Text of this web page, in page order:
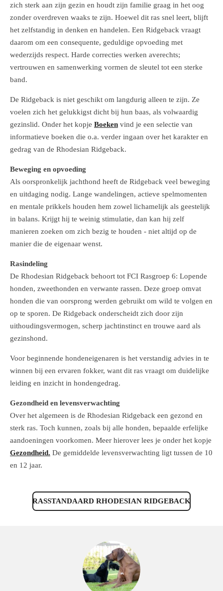
zich sterk aan zijn gezin en houdt zijn familie graag in het oog
zonder overdreven waaks te zijn. Hoewel dit ras snel leert, blijft
het zelfstandig in denken en handelen. Een Ridgeback vraagt
daarom om een consequente, geduldige opvoeding met
wederzijds respect. Harde correcties werken averechts;
vertrouwen en samenwerking vormen de sleutel tot een sterke
band.
De Ridgeback is niet geschikt om langdurig alleen te zijn. Ze
voelen zich het gelukkigst dicht bij hun baas, als volwaardig
gezinslid. Onder het kopje Boeken vind je een selectie van
informatieve boeken die o.a. verder ingaan over het karakter en
gedrag van de Rhodesian Ridgeback.
Beweging en opvoeding
Als oorspronkelijk jachthond heeft de Ridgeback veel beweging
en uitdaging nodig. Lange wandelingen, actieve spelmomenten
en mentale prikkels houden hem zowel lichamelijk als geestelijk
in balans. Krijgt hij te weinig stimulatie, dan kan hij zelf
manieren zoeken om zich bezig te houden - niet altijd op de
manier die de eigenaar wenst.
Rasindeling
De Rhodesian Ridgeback behoort tot FCI Rasgroep 6: Lopende
honden, zweethonden en verwante rassen. Deze groep omvat
honden die van oorsprong werden gebruikt om wild te volgen en
op te sporen. De Ridgeback onderscheidt zich door zijn
uithoudingsvermogen, scherp jachtinstinct en trouwe aard als
gezinshond.
Voor beginnende hondeneigenaren is het verstandig advies in te
winnen bij een ervaren fokker, want dit ras vraagt om duidelijke
leiding en inzicht in hondengedrag.
Gezondheid en levensverwachting
Over het algemeen is de Rhodesian Ridgeback een gezond en
sterk ras. Toch kunnen, zoals bij alle honden, bepaalde erfelijke
aandoeningen voorkomen. Meer hierover lees je onder het kopje
Gezondheid. De gemiddelde levensverwachting ligt tussen de 10
en 12 jaar.
RASSTANDAARD RHODESIAN RIDGEBACK